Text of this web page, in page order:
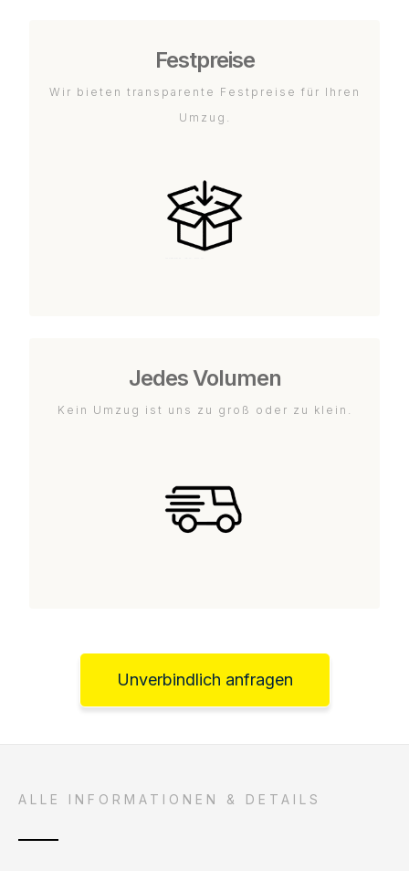
Festpreise
Wir bieten transparente Festpreise für Ihren
Umzug.
Jedes Volumen
Kein Umzug ist uns zu groß oder zu klein.
Unverbindlich anfragen
ALLE INFORMATIONEN & DETAILS